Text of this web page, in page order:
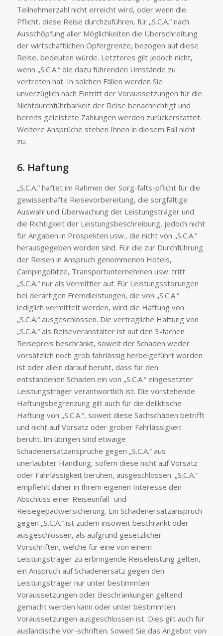
Teilnehmerzahl nicht erreicht wird, oder wenn die
Pflicht, diese Reise durchzuführen, für „S.C.A.“ nach
Ausschöpfung aller Möglichkeiten die Überschreitung
der wirtschaftlichen Opfergrenze, bezogen auf diese
Reise, bedeuten würde. Letzteres gilt jedoch nicht,
wenn „S.C.A.“ die dazu führenden Umstände zu
vertreten hat. In solchen Fällen werden Sie
unverzüglich nach Eintritt der Voraussetzungen für die
Nichtdurchführbarkeit der Reise benachrichtigt und
bereits geleistete Zahlungen werden zurückerstattet.
Weitere Ansprüche stehen Ihnen in diesem Fall nicht
zu.
6. Haftung
„S.C.A.“ haftet im Rahmen der Sorg-falts-pflicht für die
gewissenhafte Reisevorbereitung, die sorgfältige
Auswahl und Überwachung der Leistungsträger und
die Richtigkeit der Leistungsbeschreibung, jedoch nicht
für Angaben in Prospekten usw., die nicht von „S.C.A.“
herausgegeben worden sind. Für die zur Durchführung
der Reisen in Anspruch genommenen Hotels,
Campingplätze, Transportunternehmen usw. tritt
„S.C.A.“ nur als Vermittler auf. Für Leistungsstörungen
bei derartigen Fremdleistungen, die von „S.C.A.“
lediglich vermittelt werden, wird die Haftung von
„S.C.A.“ ausgeschlossen. Die vertragliche Haftung von
„S.C.A.“ als Reiseveranstalter ist auf den 3-fachen
Reisepreis beschränkt, soweit der Schaden weder
vorsätzlich noch grob fahrlässig herbeigeführt worden
ist oder allein darauf beruht, dass für den
entstandenen Schaden ein von „S.C.A.“ eingesetzter
Leistungsträger verantwortlich ist. Die vorstehende
Haftungsbegrenzung gilt auch für die deliktische
Haftung von „S.C.A.“, soweit diese Sachschäden betrifft
und nicht auf Vorsatz oder grober Fahrlässigkeit
beruht. Im übrigen sind etwaige
Schadenersatzansprüche gegen „S.C.A.“ aus
unerlaubter Handlung, sofern diese nicht auf Vorsatz
oder Fahrlässigkeit beruhen, ausgeschlossen. „S.C.A.“
empfiehlt daher in Ihrem eigenen Interesse den
Abschluss einer Reiseunfall- und
Reisegepäckversicherung. Ein Schadenersatzanspruch
gegen „S.C.A.“ ist zudem insoweit beschränkt oder
ausgeschlossen, als aufgrund gesetzlicher
Vorschriften, welche für eine von einem
Leistungsträger zu erbringende Reiseleistung gelten,
ein Anspruch auf Schadenersatz gegen den
Leistungsträger nur unter bestimmten
Voraussetzungen oder Beschränkungen geltend
gemacht werden kann oder unter bestimmten
Voraussetzungen ausgeschlossen ist. Dies gilt auch für
ausländische Vor-schriften. Soweit Sie das Angebot von